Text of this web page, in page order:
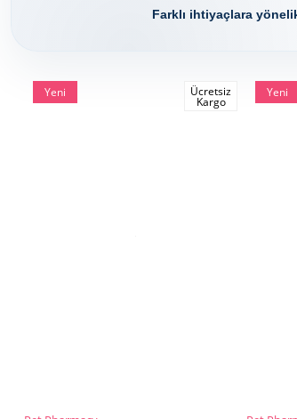
Farklı ihtiyaçlara
Yeni
Ücretsiz
Kargo
Yeni